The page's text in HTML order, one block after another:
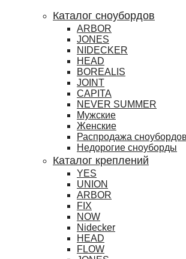
Каталог сноубордов
ARBOR
JONES
NIDECKER
HEAD
BOREALIS
JOINT
CAPITA
NEVER SUMMER
Мужские
Женские
Распродажа сноубордов
Недорогие сноуборды
Каталог креплений
YES
UNION
ARBOR
FIX
NOW
Nidecker
HEAD
FLOW